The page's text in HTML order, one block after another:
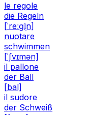
le regole
die Regeln
[ˈreːɡl̩n]
nuotare
schwimmen
[ˈʃvɪmən]
il pallone
der Ball
[bal]
il sudore
der Schweiß